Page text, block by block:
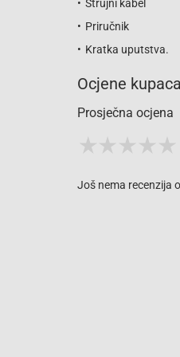
Strujni kabel
Priručnik
Kratka uputstva.
Ocjene kupaca
Prosječna ocjena
Još nema recenzija